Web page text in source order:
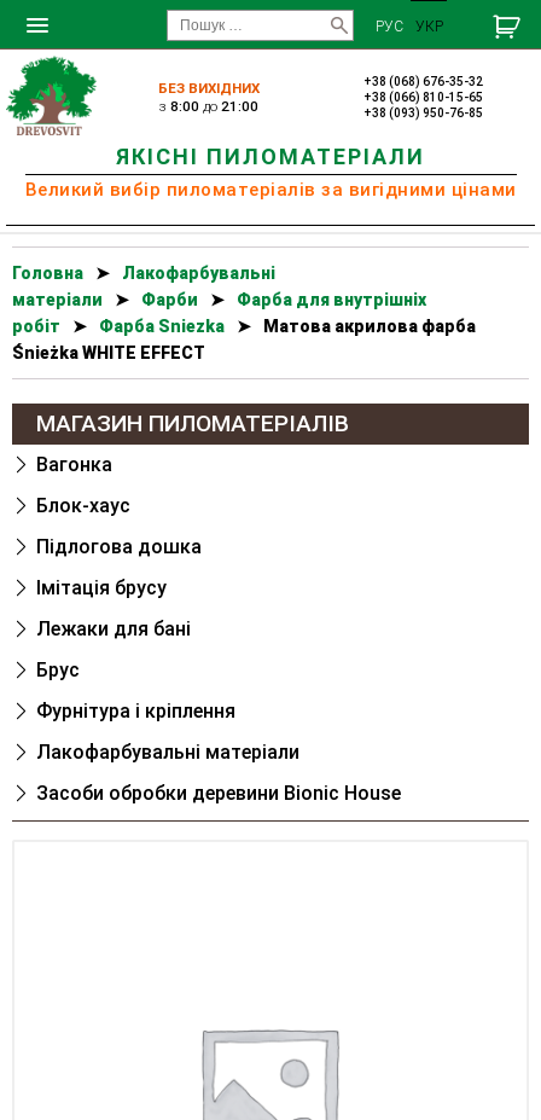
РУС УКР
БЕЗ ВИХІДНИХ
з8:00 до21:00
+38 (068) 676-35-32
+38 (066) 810-15-65
+38 (093) 950-76-85
ЯКІСНІ ПИЛОМАТЕРІАЛИ
Великий вибір пиломатеріалів за вигідними цінами
Головна ➤
Лакофарбувальні
матеріали
➤ Фарби ➤
Фарба для внутрішніх
робіт
➤ Фарба Sniezka ➤
Матова акрилова фарба
Śnieżka WHITE EFFECT
МАГАЗИН ПИЛОМАТЕРІАЛІВ
Вагонка
Блок-хаус
Підлогова дошка
Імітація брусу
Лежаки для банi
Брус
Фурнітура і кріплення
Лакофарбувальні матеріали
Засоби обробки деревини Bionic House